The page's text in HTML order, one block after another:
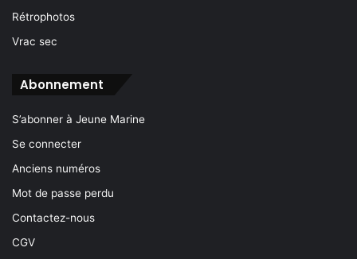
Rétrophotos
Vrac sec
Abonnement
S’abonner à Jeune Marine
Se connecter
Anciens numéros
Mot de passe perdu
Contactez-nous
CGV